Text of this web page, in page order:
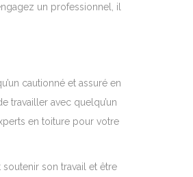
un professionnel, il
cautionné et assuré en
travailler avec quelqu’un
en toiture pour votre
son travail et être